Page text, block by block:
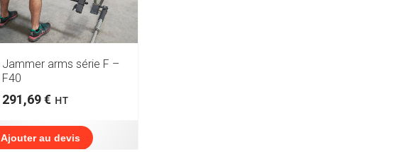
Jammer arms série F –
F40
291,69€ HT
Ajouter au devis